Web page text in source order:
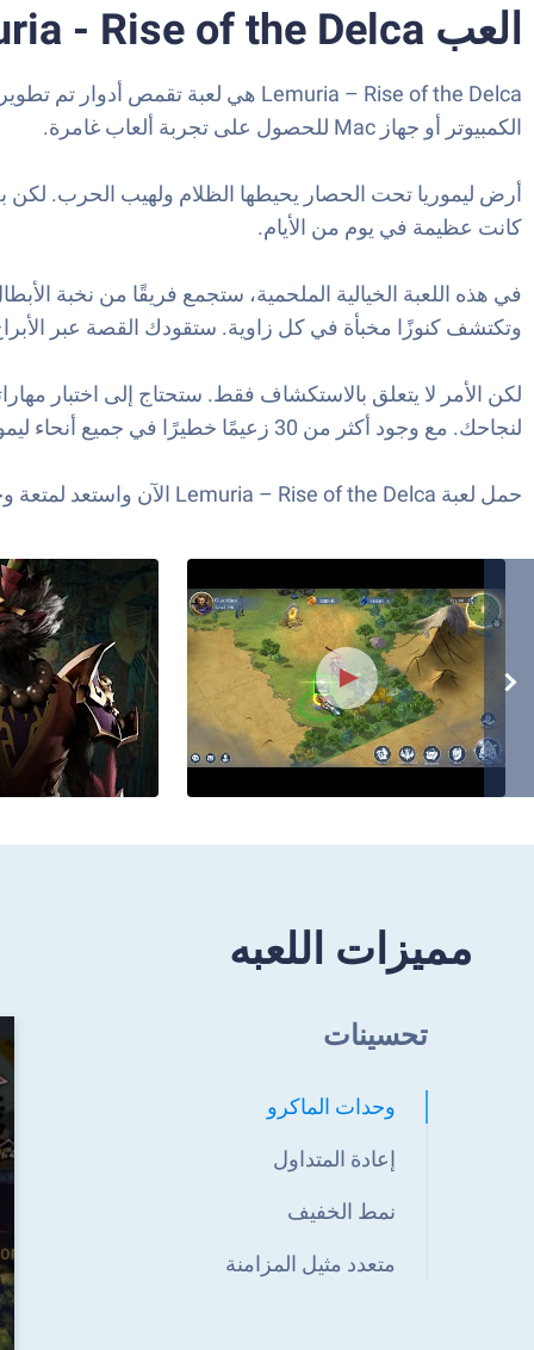
العب Lemuria - Rise of the Delca على الكمبيوتر العادي أو جهاز الماك
الكمبيوتر أو جهاز Mac للحصول على تجربة ألعاب غامرة.
أرض ليموريا تحت الحصار يحيطها الظلام ولهيب الحرب. لكن
كانت عظيمة في يوم من الأيام.
في هذه اللعبة الخيالية الملحمية، ستجمع فريقًا من نخبة
وتكتشف كنوزًا مخبأة في كل زاوية. ستقودك القصة عبر
لكن الأمر لا يتعلق بالاستكشاف فقط. ستحتاج إلى اختبار
لنجاحك. مع وجود أكثر من 30 زعيمًا خطيرًا في جميع أنحاء ليموريا، فإن قدرتك على انتزاع النصر وإعادة كتابة التاريخ بين يديك.
حمل لعبة Lemuria – Rise of the Delca الآن واستعد لمتعة وجرعة إثارة لم تشهدها من قبل.
مميزات اللعبه
تحسينات
وحدات الماكرو
إعادة المتداول
نمط الخفيف
متعدد مثيل المزامنة